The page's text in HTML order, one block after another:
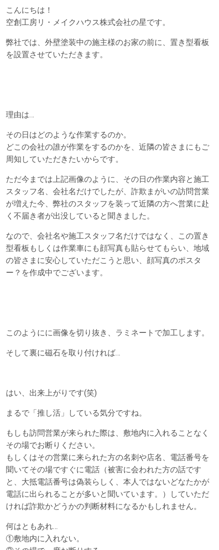
こんにちは！
空創工房リ・メイクハウス株式会社の星です。
弊社では、外壁塗装中の施主様のお家の前に、置き型看板
を設置させていただきます。
理由は…
その日はどのような作業するのか。
どこの会社の誰が作業をするのかを、近隣の皆さまにもご
周知していただきたいからです。
ただ今までは上記画像のように、その日の作業内容と施工
スタッフ名、会社名だけでしたが、詐欺まがいの訪問営業
が増えた今、弊社のスタッフを装って近隣の方へ営業に赴
く不届き者が出没していると聞きました。
なので、会社名や施工スタッフ名だけではなく、この置き
型看板もしくは作業車にも顔写真も貼らせてもらい、地域
の皆さまに安心していただこうと思い、顔写真のポスタ
ー？を作成中でございます。
このようにに画像を切り抜き、ラミネートで加工します。
そして裏に磁石を取り付ければ…
はい、出来上がりです(笑)
まるで「推し活」している気分ですね。
もしも訪問営業が来られた際は、敷地内に入れることなく
その場でお断りください。
もしくはその営業に来られた方の名刺や店名、電話番号を
聞いてその場ですぐに電話（被害に会われた方の話です
と、大抵電話番号は偽装らしく、本人ではないどなたかが
電話に出られることが多いと聞いています。）していただ
ければ詐欺かどうかの判断材料になるかもしれません。
何はともあれ…
①敷地内に入れない。